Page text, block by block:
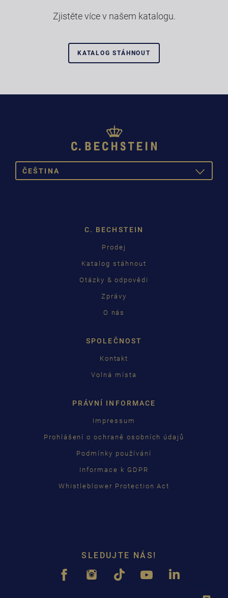
Zjistěte více v našem katalogu.
KATALOG STÁHNOUT
ČEŠTINA
TOGGLE
C. BECHSTEIN
Prodej
Katalog stáhnout
Otázky & odpovědi
Zprávy
O nás
SPOLEČNOST
Kontakt
Volná místa
PRÁVNÍ INFORMACE
Impressum
Prohlášení o ochraně osobních údajů
Podmínky používání
Informace k GDPR
Whistleblower Protection Act
SLEDUJTE NÁS!